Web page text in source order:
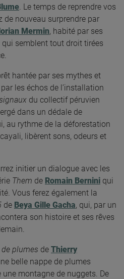
. Le temps de reprendre vos
de nouveau surprendre par
Mermin, habité par ses
qui semblent tout droit tirées
hantée par ses mythes et
les échos de l’installation
du collectif péruvien
dans un dédale de
au rythme de la déforestation
libèrent sons, odeurs et
initier un dialogue avec les
Them de Romain Bernini qui
Vous ferez également la
de Beya Gille Gacha, qui, par un
son histoire et ses rêves
plumes de Thierry
belle nappe de plumes
montagne de nuggets. De